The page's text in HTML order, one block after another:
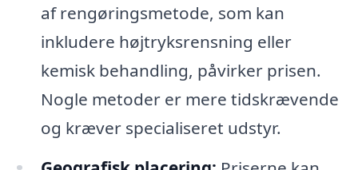
af rengøringsmetode, som kan
inkludere højtryksrensning eller
kemisk behandling, påvirker prisen.
Nogle metoder er mere tidskrævende
og kræver specialiseret udstyr.